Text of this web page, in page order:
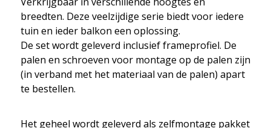
breedten. Deze veelzijdige serie biedt voor iedere
tuin en ieder balkon een oplossing.
De set wordt geleverd inclusief frameprofiel. De
palen en schroeven voor montage op de palen zijn
(in verband met het materiaal van de palen) apart
te bestellen.
Het geheel wordt geleverd als zelfmontage pakket